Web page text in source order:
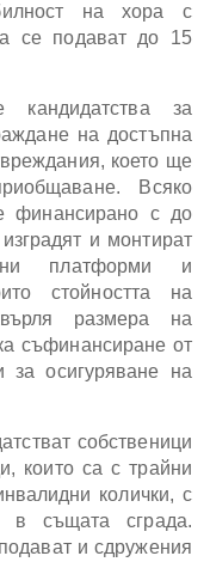
на хора с
се подават до 15
за
на достъпна
което ще
Всяко
финансирано с до
и монтират
платформи и
стойността на
размера на
съфинансиране от
за осигуряване на
собственици
които са с трайни
колички, с
в същата сграда.
и сдружения